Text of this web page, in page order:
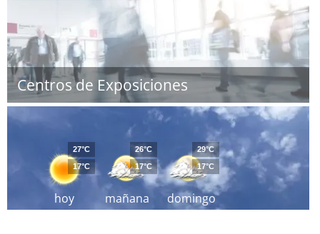
Centros de Exposiciones
hoy
27°C
17°C
mañana
26°C
17°C
domingo
29°C
17°C